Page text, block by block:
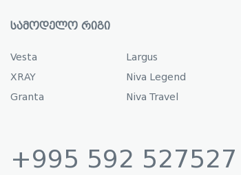
ᲡᲐᲛᲝᲓᲔᲚᲝ ᲠᲘᲒᲘ
Vesta
XRAY
Granta
Largus
Niva Legend
Niva Travel
+995 592 527527